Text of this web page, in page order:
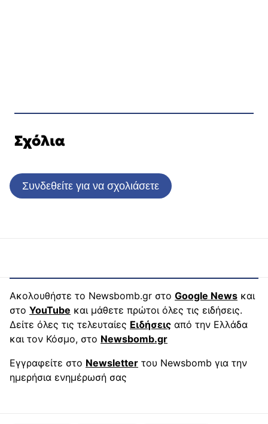
Σχόλια
Συνδεθείτε για να σχολιάσετε
Ακολουθήστε το Newsbomb.gr στο Google News και
στο YouTube και μάθετε πρώτοι όλες τις ειδήσεις.
Δείτε όλες τις τελευταίες Ειδήσεις από την Ελλάδα
και τον Κόσμο, στο Newsbomb.gr
Εγγραφείτε στο Newsletter του Newsbomb για την
ημερήσια ενημέρωσή σας